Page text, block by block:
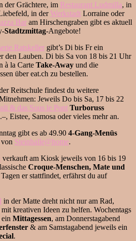
der Grächtere, im Restaurant Ludmilla, in
in der Werkstadt Lorraine oder
Bar am Hirschengraben gibt es aktuell
Stadtzmittag-Angebote!
Ratskeller gibt’s Di bis Fr ein
den Lauben. Di bis Sa von 18 bis 21 Uhr
à la Carte Take-Away und die
über eat.ch zu bestellen.
Reitschule findest du weitere
Jeweils Do bis Sa, 17 bis 22
& das Sous le Pont Turboruss
Eistee, Samosa oder vieles mehr an.
gibt es ab 49.90 4-Gang-Menüs
Steinhalle@home.
verkauft am Kiosk jeweils von 16 bis 19
Croque-Menschen, Mate und
er stattfindet, erfährst du auf
in der Matte dreht nicht nur am Rad,
kreativen Ideen zu helfen. Wochentags
Mittagessen, am Donnerstagabend
& am Samstagabend jeweils ein
.